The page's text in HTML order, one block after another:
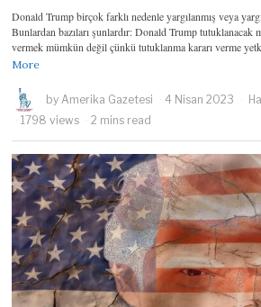
Donald Trump birçok farklı nedenle yargılanmış veya
Bunlardan bazıları şunlardır: Donald Trump tutuklanacak
vermek mümkün değil çünkü tutuklanma kararı verme
More
by Amerika Gazetesi 4 Nisan 2023
1798 views
2 mins read